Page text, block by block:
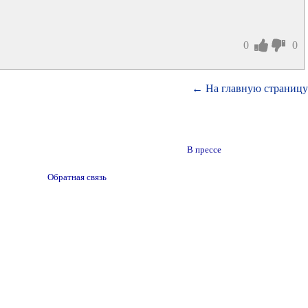
0 0
← На главную страницу
В прессе
Обратная связь